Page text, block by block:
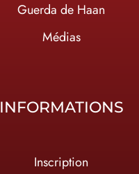
Guerda de Haan
Médias
INFORMATIONS
Inscription